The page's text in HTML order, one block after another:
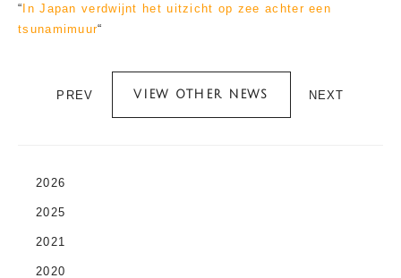
2026
2025
2021
2020
“ In Japan verdwijnt het uitzicht op zee achter een
tsunamimuur“
PREV VIEW OTHER NEWS NEXT